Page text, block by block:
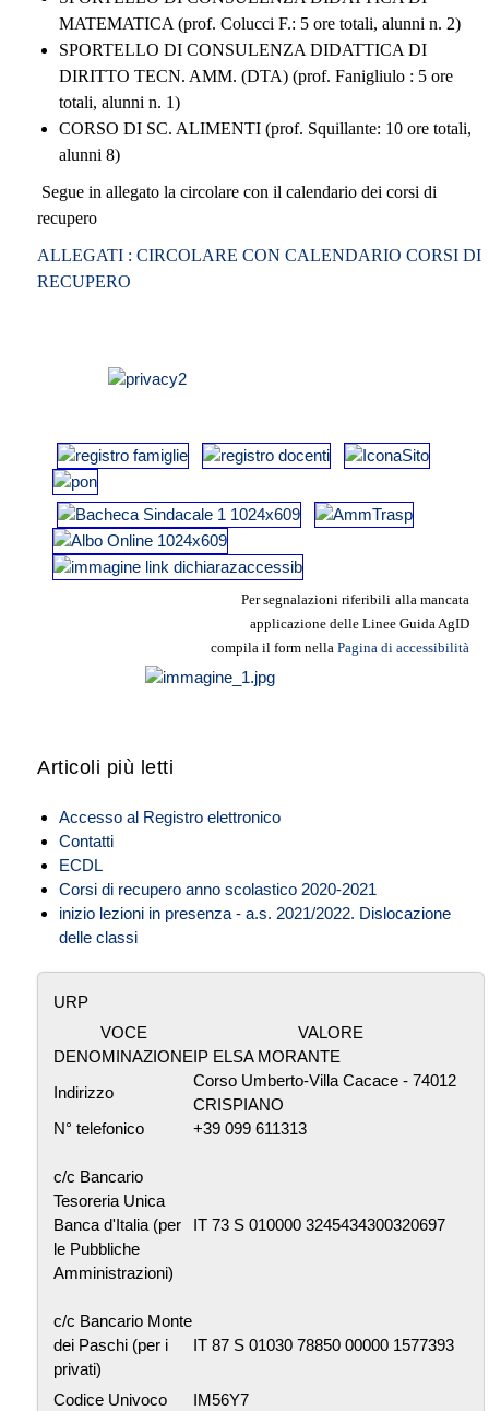
MATEMATICA (prof. Colucci F.: 5 ore totali, alunni n. 2)
SPORTELLO DI CONSULENZA DIDATTICA DI
DIRITTO TECN. AMM. (DTA) (prof. Fanigliulo : 5 ore
totali, alunni n. 1)
CORSO DI SC. ALIMENTI (prof. Squillante: 10 ore totali,
alunni 8)
Segue in allegato la circolare con il calendario dei corsi di
recupero
ALLEGATI : CIRCOLARE CON CALENDARIO CORSI DI
RECUPERO
Per segnalazioni riferibili alla mancata
applicazione delle Linee Guida AgID
compila il form nella Pagina di accessibilità
Articoli più letti
Accesso al Registro elettronico
Contatti
ECDL
Corsi di recupero anno scolastico 2020-2021
inizio lezioni in presenza - a.s. 2021/2022. Dislocazione
delle classi
URP
VOCE
VALORE
DENOMINAZIONEIP ELSA MORANTE
Indirizzo
Corso Umberto-Villa Cacace - 74012
CRISPIANO
N° telefonico
+39 099 611313
c/c Bancario
Tesoreria Unica
Banca d'Italia (per
le Pubbliche
Amministrazioni)
IT 73 S 010000 3245434300320697
c/c Bancario Monte
dei Paschi (per i
privati)
IT 87 S 01030 78850 00000 1577393
Codice Univoco
IM56Y7